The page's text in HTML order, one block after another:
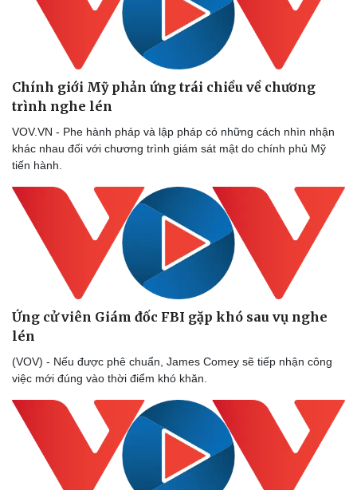
Chính giới Mỹ phản ứng trái chiều về chương
trình nghe lén
VOV.VN - Phe hành pháp và lập pháp có những cách nhìn nhận
khác nhau đối với chương trình giám sát mật do chính phủ Mỹ
tiến hành.
Ứng cử viên Giám đốc FBI gặp khó sau vụ nghe
lén
(VOV) - Nếu được phê chuẩn, James Comey sẽ tiếp nhận công
việc mới đúng vào thời điểm khó khăn.